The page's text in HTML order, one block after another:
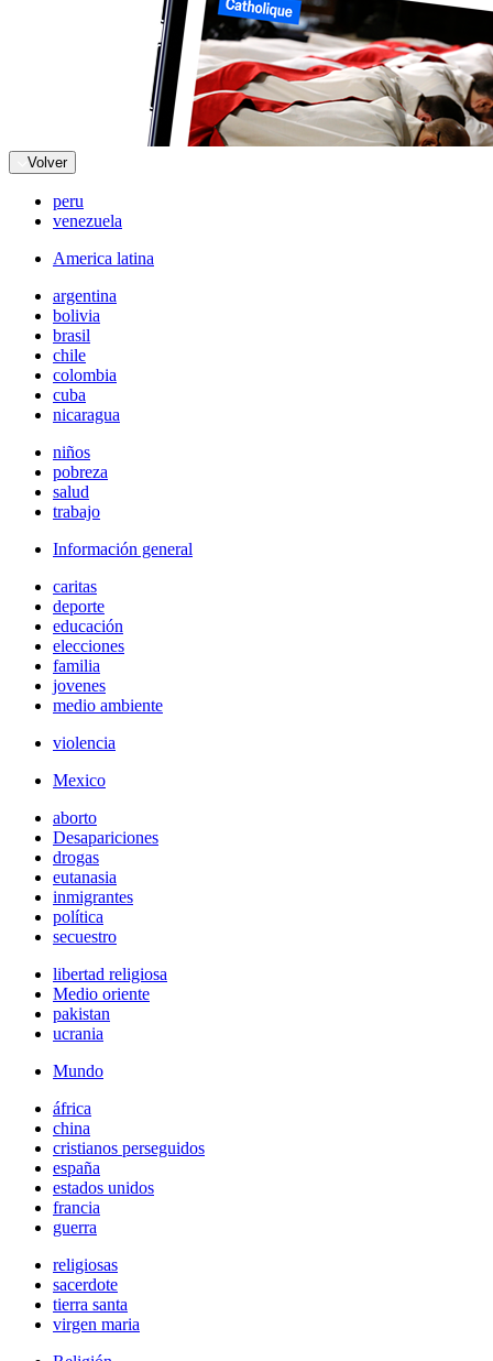
Volver
peru
venezuela
America latina
argentina
bolivia
brasil
chile
colombia
cuba
nicaragua
niños
pobreza
salud
trabajo
Información general
caritas
deporte
educación
elecciones
familia
jovenes
medio ambiente
violencia
Mexico
aborto
Desapariciones
drogas
eutanasia
inmigrantes
política
secuestro
libertad religiosa
Medio oriente
pakistan
ucrania
Mundo
áfrica
china
cristianos perseguidos
españa
estados unidos
francia
guerra
religiosas
sacerdote
tierra santa
virgen maria